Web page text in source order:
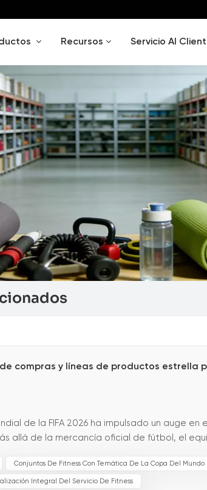
Recursos Servicio Al
compras y líneas de productos estrella
de la FIFA 2026 ha impulsado un auge en
allá de la mercancía oficial de fútbol, ​​el
Conjuntos De Fitness Con Temática De La Copa Del Mundo
Integral Del Servicio De Fitness